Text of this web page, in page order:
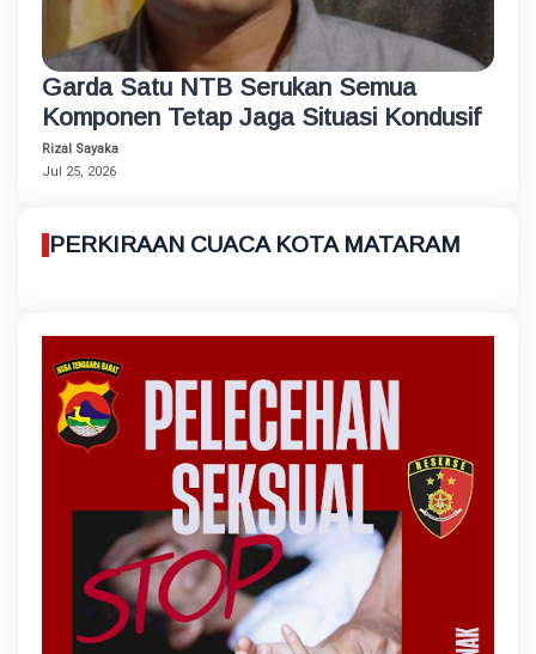
Garda Satu NTB Serukan Semua
Komponen Tetap Jaga Situasi Kondusif
Rizal Sayaka
Jul 25, 2026
PERKIRAAN CUACA KOTA MATARAM